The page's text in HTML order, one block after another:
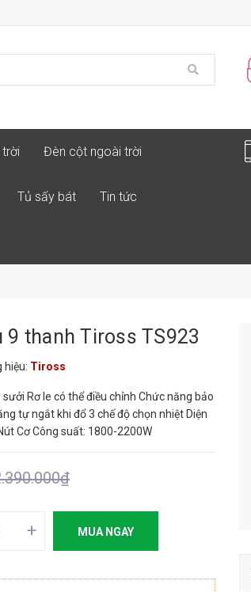
trời Đèn cột ngoài trời
Tủ sấy bát Tin tức
9 thanh Tiross TS923
hiệu: Tiross
Rơ le có thể điều chỉnh Chức năng bảo
tự ngắt khi đổ 3 chế độ chọn nhiệt Diện
Cơ Công suất: 1800-2200W
+ MUA NGAY